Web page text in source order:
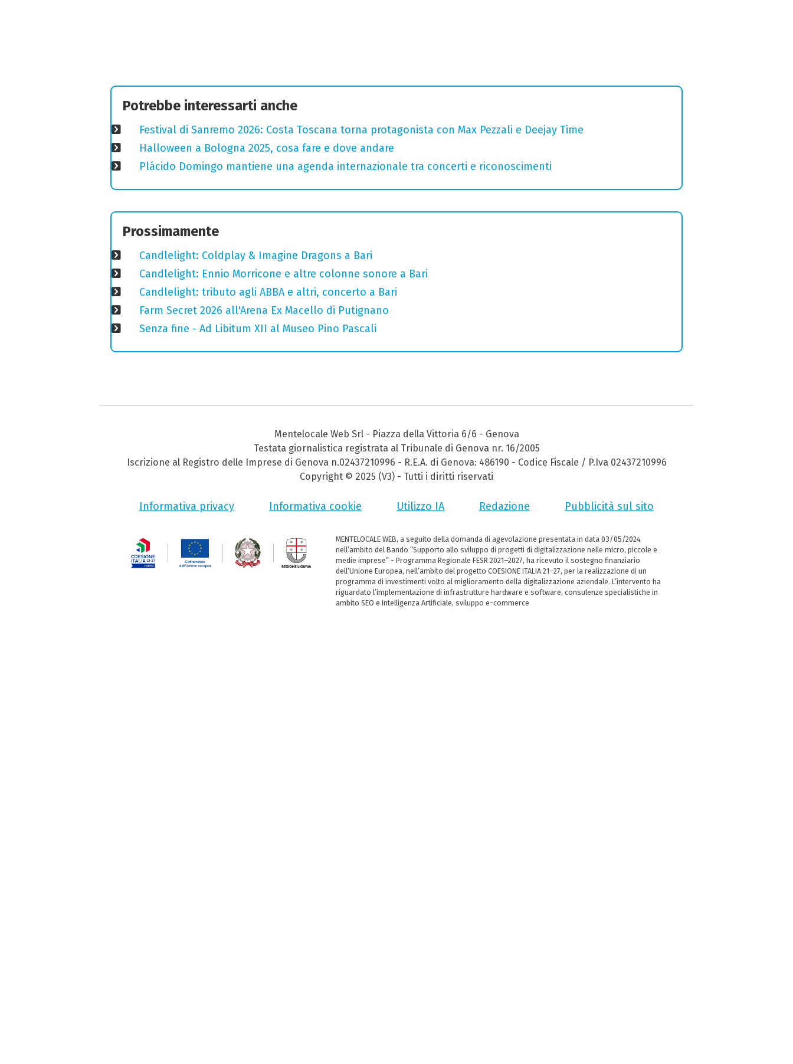
Potrebbe interessarti anche
Festival di Sanremo 2026: Costa Toscana torna protagonista con Max Pezzali e Deejay Time
Halloween a Bologna 2025, cosa fare e dove andare
Plácido Domingo mantiene una agenda internazionale tra concerti e riconoscimenti
Prossimamente
Candlelight: Coldplay & Imagine Dragons a Bari
Candlelight: Ennio Morricone e altre colonne sonore a Bari
Candlelight: tributo agli ABBA e altri, concerto a Bari
Farm Secret 2026 all'Arena Ex Macello di Putignano
Senza fine - Ad Libitum XII al Museo Pino Pascali
Mentelocale Web Srl - Piazza della Vittoria 6/6 - Genova
Testata giornalistica registrata al Tribunale di Genova nr. 16/2005
Iscrizione al Registro delle Imprese di Genova n.02437210996 - R.E.A. di Genova: 486190 - Codice Fiscale / P.Iva 02437210996
Copyright © 2025 (V3) - Tutti i diritti riservati
Informativa privacy Informativa cookie Utilizzo IA Redazione Pubblicità sul sito
MENTELOCALE WEB, a seguito della domanda di agevolazione presentata in data 03/05/2024
nell’ambito del Bando “Supporto allo sviluppo di progetti di digitalizzazione nelle micro, piccole e
medie imprese” - Programma Regionale FESR 2021–2027, ha ricevuto il sostegno finanziario
dell’Unione Europea, nell’ambito del progetto COESIONE ITALIA 21–27, per la realizzazione di un
programma di investimenti volto al miglioramento della digitalizzazione aziendale. L’intervento ha
riguardato l’implementazione di infrastrutture hardware e software, consulenze specialistiche in
ambito SEO e Intelligenza Artificiale, sviluppo e-commerce